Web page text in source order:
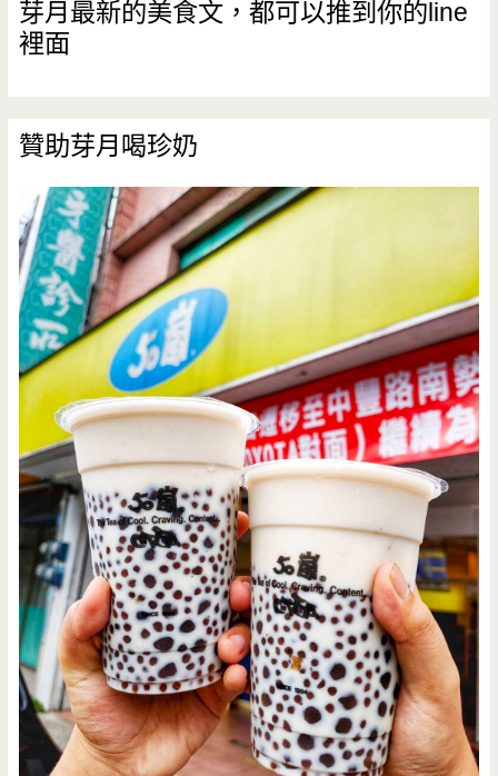
芽月最新的美食文，都可以推到你的line
裡面
贊助芽月喝珍奶